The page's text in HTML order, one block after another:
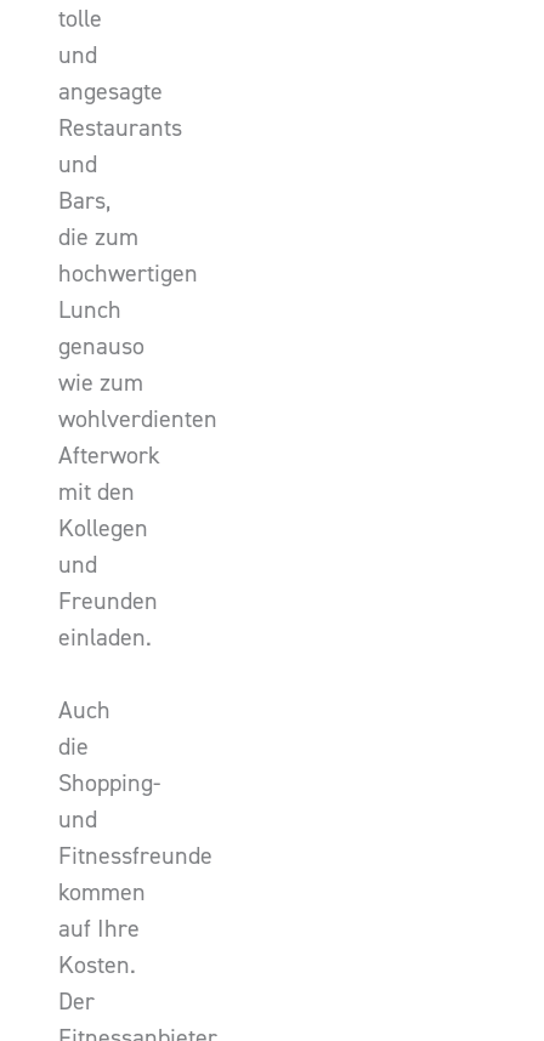
tolle
und
angesagte
Restaurants
und
Bars,
die zum
hochwertigen
Lunch
genauso
wie zum
wohlverdienten
Afterwork
mit den
Kollegen
und
Freunden
einladen.
Auch
die
Shopping-
und
Fitnessfreunde
kommen
auf Ihre
Kosten.
Der